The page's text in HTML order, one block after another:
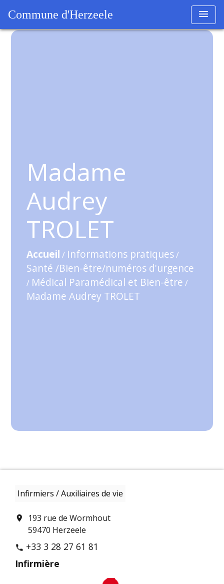
Commune d'Herzeele menu
Madame
Audrey
TROLET
Accueil / Informations pratiques/
Santé /Bien-être/numéros d'urgence
/ Médical Paramédical et Bien-être /
Madame Audrey TROLET
Infirmiers / Auxiliaires de vie
location_on
193 rue de Wormhout
59470 Herzeele
phone +33 3 28 27 61 81
Infirmière